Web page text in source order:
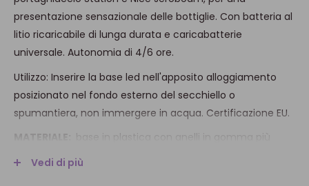
presentazione sensazionale delle bottiglie. Con batteria al
litio ricaricabile di lunga durata e caricabatterie
universale. Autonomia di 4/6 ore.
Utilizzo: Inserire la base led nell'apposito alloggiamento
posizionato nel fondo esterno del secchiello o
spumantiera, non immergere in acqua. Certificazione EU.
MATERIALE:
base in plastica con anelli in gomma più
batteria al litio.
Vedi di più